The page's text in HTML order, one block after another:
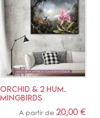
ORCHID & 2 HUM.
MINGBIRDS
A partir de20,00€